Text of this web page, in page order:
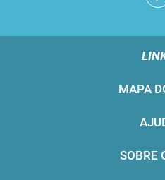
MAPA
SOBRE